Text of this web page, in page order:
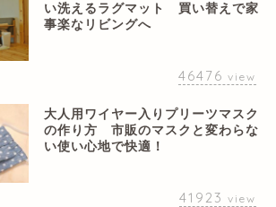
い洗えるラグマット 買い替えで家
事楽なリビングへ
46476 view
大人用ワイヤー入りプリーツマスク
の作り方 市販のマスクと変わらな
い使い心地で快適！
41923 view